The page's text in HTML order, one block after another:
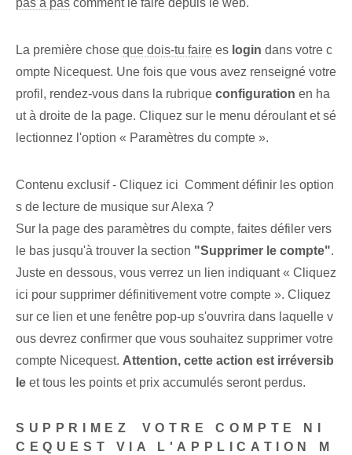
pas à pas comment le faire depuis le web.
La première chose que dois-tu faire es login dans votre c
ompte Nicequest. Une fois que vous avez renseigné votre
⁣profil, rendez-vous ⁢dans la rubrique​ configuration en ha
ut⁤ à droite de la page. Cliquez sur le menu déroulant et sé
lectionnez l'option « Paramètres du compte ».
Contenu exclusif - Cliquez ici Comment définir les option
s de lecture de musique sur Alexa ?
Sur la page des paramètres du compte, faites défiler vers
le bas jusqu'à trouver la section "Supprimer le compte".
Juste en dessous, vous verrez un lien indiquant « Cliquez
ici pour supprimer définitivement votre compte ». Cliquez
sur ce lien et une fenêtre pop-up s'ouvrira dans laquelle v
ous devrez confirmer que vous souhaitez supprimer votre
compte Nicequest. Attention, cette action est irréversib
le et tous les points et prix accumulés seront perdus.
SUPPRIMEZ⁢ VOTRE COMPTE NI
CEQUEST VIA L'APPLICATION M